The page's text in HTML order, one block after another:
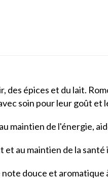
des épices et du lait.
soin pour leur goût
maintien de l'énergie,
et au maintien de la
douce et aromatique